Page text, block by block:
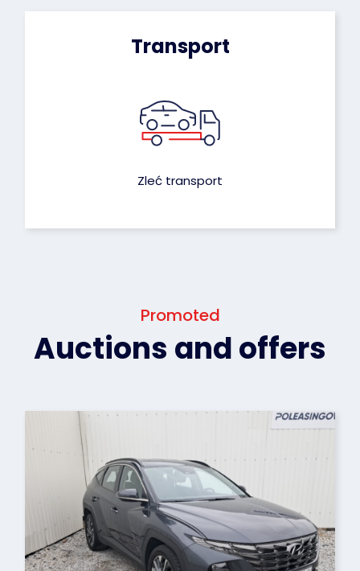
Transport
Zleć transport
Promoted
Auctions and offers